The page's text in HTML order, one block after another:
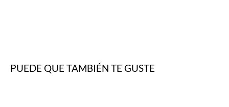
PUEDE QUE TAMBIÉN TE GUSTE